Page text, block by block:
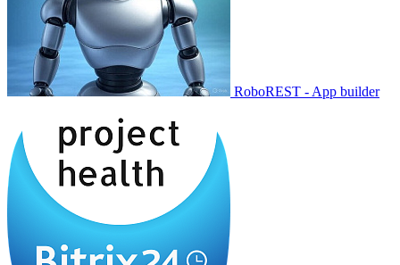
RoboREST - App builder